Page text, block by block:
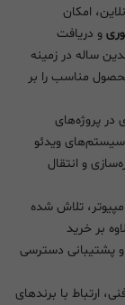
امکان
و دریافت
ساله در زمینه
مناسب را بر
در پروژه‌های
ویدئو
و انتقال
تلاش شده
بر خرید
پشتیبانی دسترسی
تجربه، دانش فنی، ارتباط با برندهای